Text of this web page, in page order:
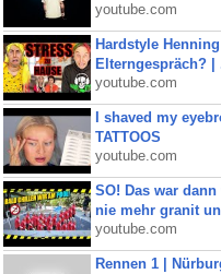
youtube.com
Hardstyle
Elterngespräch? |
youtube.com
I shaved my
TATTOOS
youtube.com
SO! Das war
nie mehr granit
youtube.com
Rennen 1 |